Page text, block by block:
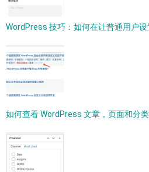
WordPress 技巧：如何在让普通用户
如何查看 WordPress 文章，页面和分